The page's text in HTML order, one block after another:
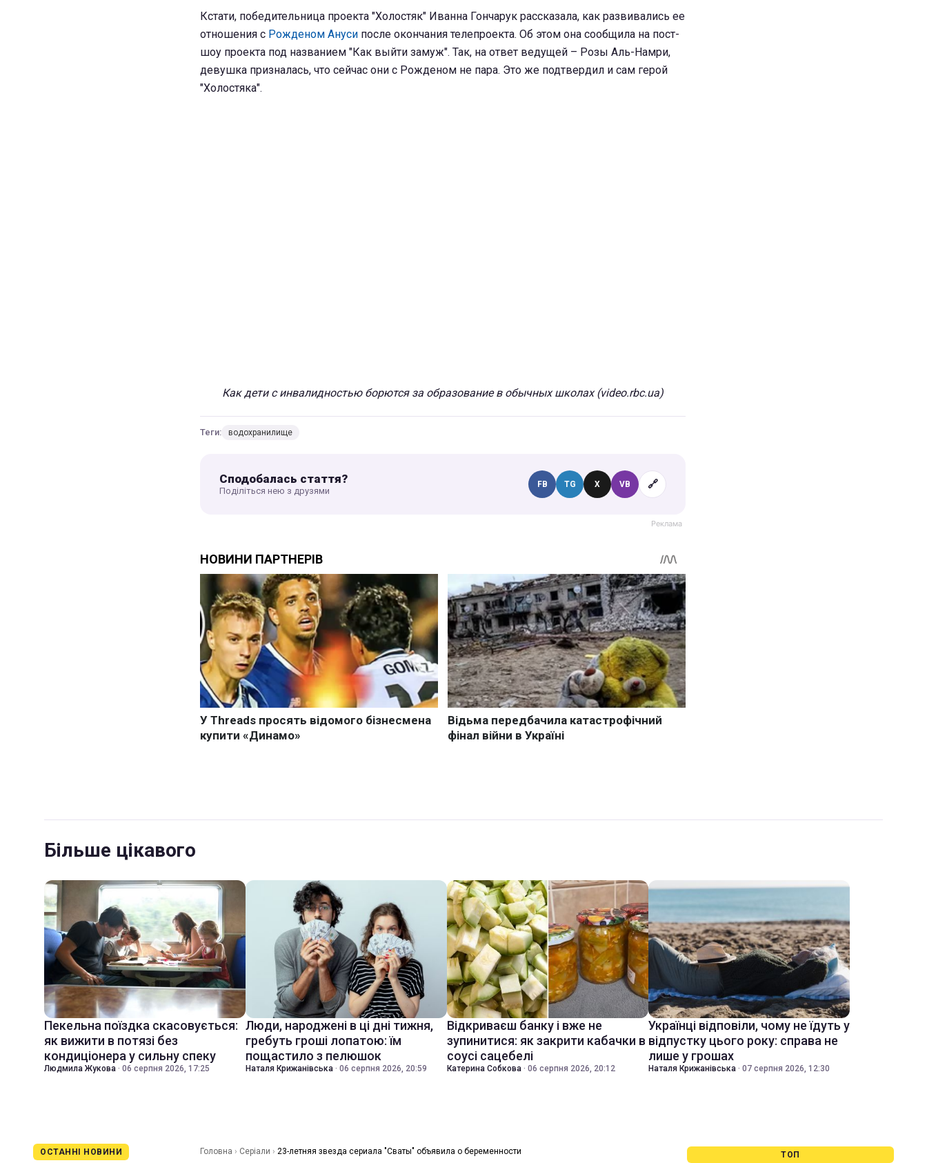
Кстати, победительница проекта "Холостяк" Иванна Гончарук рассказала, как развивались ее
отношения с Рожденом Ануси после окончания телепроекта. Об этом она сообщила на пост-
шоу проекта под названием "Как выйти замуж". Так, на ответ ведущей – Розы Аль-Намри,
девушка призналась, что сейчас они с Рожденом не пара. Это же подтвердил и сам герой
"Холостяка".
Как дети с инвалидностью борются за образование в обычных школах (video.rbc.ua)
Теги: водохранилище
Сподобалась стаття?
Поділіться нею з друзями
FB TG X VB 🔗
Більше цікавого
Пекельна поїздка скасовується:
як вижити в потязі без
кондиціонера у сильну спеку
Людмила Жукова · 06 серпня 2026, 17:25
Люди, народжені в ці дні тижня,
гребуть гроші лопатою: їм
пощастило з пелюшок
Наталя Крижанівська · 06 серпня 2026, 20:59
Відкриваєш банку і вже не
зупинитися: як закрити кабачки в
соусі сацебелі
Катерина Собкова · 06 серпня 2026, 20:12
Українці відповіли, чому не їдуть у
відпустку цього року: справа не
лише у грошах
Наталя Крижанівська · 07 серпня 2026, 12:30
ОСТАННІ НОВИНИ Головна › Серіали › 23-летняя звезда сериала "Сваты" объявила о беременности ТОП